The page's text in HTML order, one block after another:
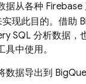
据从各种 Firebase
实现此目的。借助
SQL 分析数据，
中使用。
数据导出到